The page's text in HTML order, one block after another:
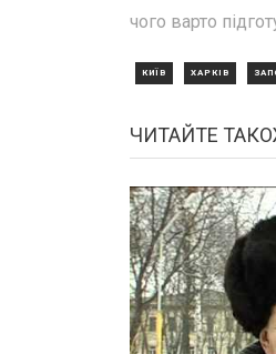
чого варто
КИЇВ ХАРКІВ
ЧИТАЙТЕ